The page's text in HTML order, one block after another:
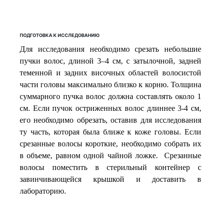
ПОДГОТОВКА К ИССЛЕДОВАНИЮ
Для исследования необходимо срезать небольшие
пучки волос, длиной 3–4 см, с затылочной, задней
теменной и задних височных областей волосистой
части головы максимально близко к корню. Толщина
суммарного пучка волос должна составлять около 1
см. Если пучок остриженных волос длиннее 3-4 см,
его необходимо обрезать, оставив для исследования
ту часть, которая была ближе к коже головы. Если
срезанные волосы короткие, необходимо собрать их
в объеме, равном одной чайной ложке. Срезанные
волосы поместить в стерильный контейнер с
завинчивающейся крышкой и доставить в
лабораторию.